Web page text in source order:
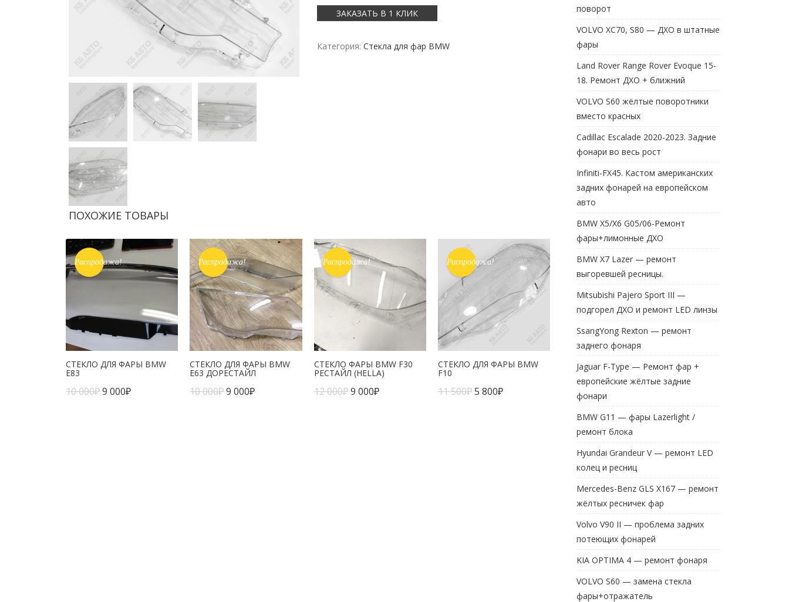
ЗАКАЗАТЬ В 1 КЛИК
Категория: Стекла для фар BMW
ПОХОЖИЕ ТОВАРЫ
Распродажа!
СТЕКЛО ДЛЯ ФАРЫ BMW
E83
10 000₽9 000₽
Распродажа!
СТЕКЛО ДЛЯ ФАРЫ BMW
E63 ДОРЕСТАЙЛ
10 000₽9 000₽
Распродажа!
СТЕКЛО ФАРЫ BMW F30
РЕСТАЙЛ (HELLA)
12 000₽ 9 000₽
Распродажа!
СТЕКЛО ДЛЯ ФАРЫ BMW
F10
11 500₽5 800₽
поворот
VOLVO XC70, S80 — ДХО в штатные
фары
Land Rover Range Rover Evoque 15-
18. Ремонт ДХО + ближний
VOLVO S60 жёлтые поворотники
вместо красных
Cadillac Escalade 2020-2023. Задние
фонари во весь рост
Infiniti-FX45. Кастом американских
задних фонарей на европейском
авто
BMW X5/X6 G05/06-Ремонт
фары+лимонные ДХО
BMW X7 Lazer — ремонт
выгоревшей ресницы.
Mitsubishi Pajero Sport III —
подгорел ДХО и ремонт LED линзы
SsangYong Rexton — ремонт
заднего фонаря
Jaguar F-Type — Ремонт фар +
европейские жёлтые задние
фонари
BMW G11 — фары Lazerlight /
ремонт блока
Hyundai Grandeur V — ремонт LED
колец и ресниц
Mercedes-Benz GLS X167 — ремонт
жёлтых ресничек фар
Volvo V90 II — проблема задних
потеющих фонарей
KIA OPTIMA 4 — ремонт фонаря
VOLVO S60 — замена стекла
фары+отражатель